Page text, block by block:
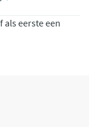
als eerste een